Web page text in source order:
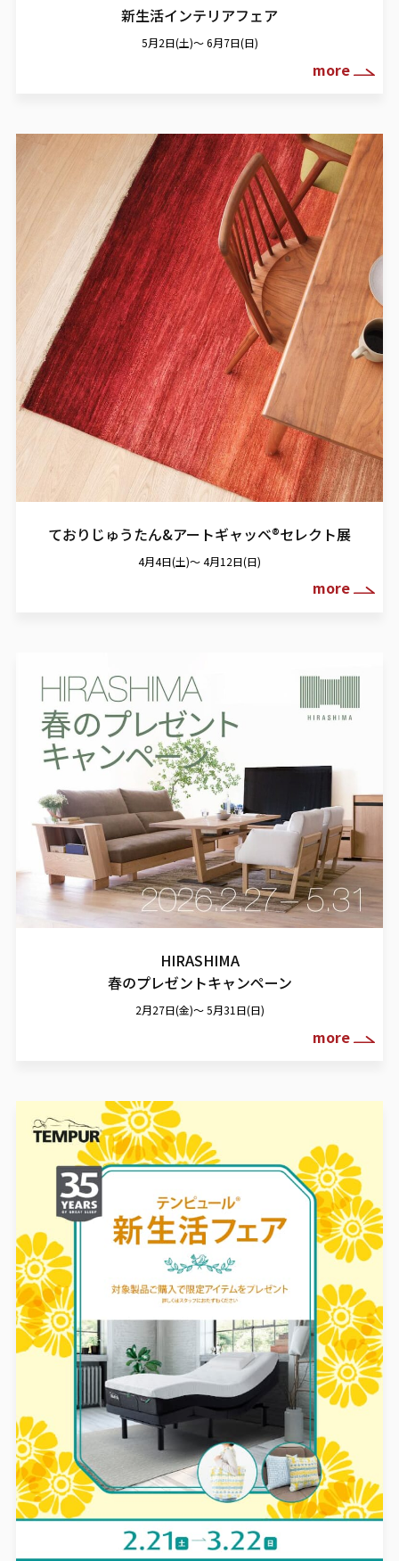
新生活インテリアフェア
5月2日(土)～ 6月7日(日)
more
ておりじゅうたん&アートギャッベ®セレクト展
4月4日(土)～ 4月12日(日)
more
HIRASHIMA
春のプレゼントキャンペーン
2月27日(金)～ 5月31日(日)
more